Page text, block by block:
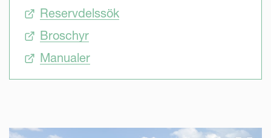
Reservdelssök
Broschyr
Manualer